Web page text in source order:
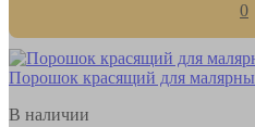
0
Порошок красящий для
В наличии